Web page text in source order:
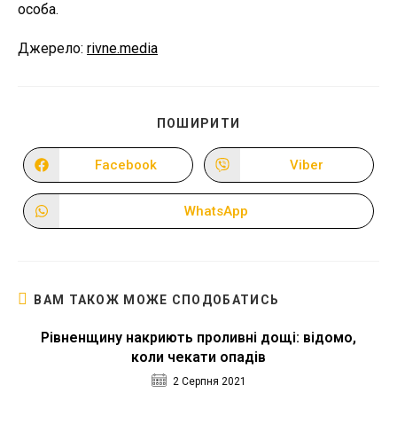
особа.
Джерело: rivne.media
ПОШИРИТИ
ВМІСТОМ
Відкрити
в
новому
Facebook
Відкрити
в
новому
Viber
Відкрити
в
WhatsApp
ВАМ ТАКОЖ МОЖЕ СПОДОБАТИСЬ
Рівненщину накриють проливні дощі: відомо,
коли чекати опадів
2 Серпня 2021